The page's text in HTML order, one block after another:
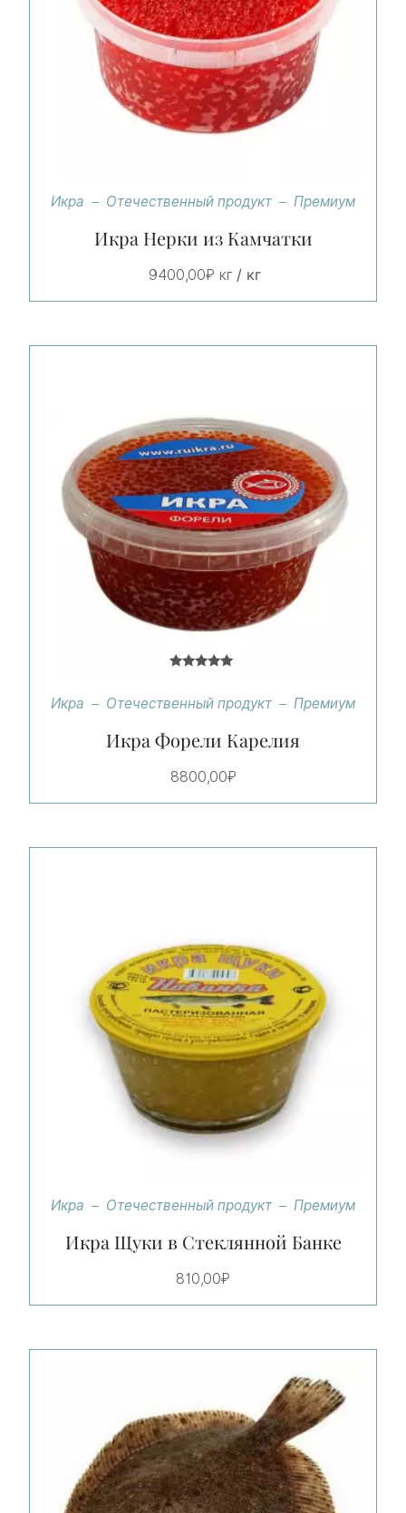
Икра Отечественный продукт Премиум
Икра Нерки из Камчатки
9400,00₽ кг / кг
из 5
Икра Отечественный продукт Премиум
Икра Форели Карелия
8800,00₽
Икра Отечественный продукт Премиум
Икра Щуки в Стеклянной Банке
810,00₽